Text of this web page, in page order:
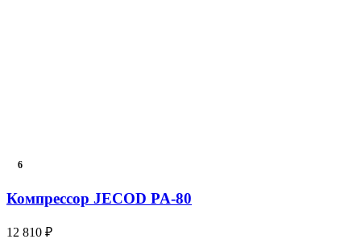
6
Компрессор JECOD PA-80
12 810 ₽